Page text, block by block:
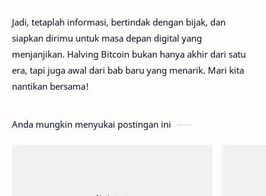
Jadi, tetaplah informasi, bertindak dengan bijak, dan
siapkan dirimu untuk masa depan digital yang
menjanjikan. Halving Bitcoin bukan hanya akhir dari satu
era, tapi juga awal dari bab baru yang menarik. Mari kita
nantikan bersama!
Anda mungkin menyukai postingan ini